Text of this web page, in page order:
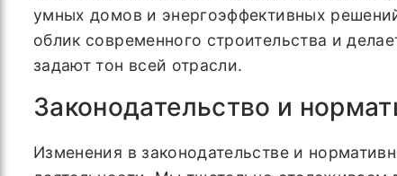
умных домов и энергоэффективных
облик современного строительства и
задают тон всей отрасли.
Законодательство и
Изменения в законодательстве и